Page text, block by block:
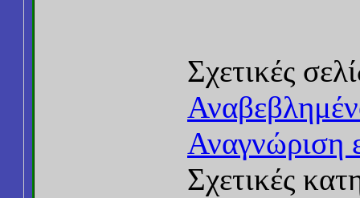
Σχετικές
Αναγνώριση
Σχετικές